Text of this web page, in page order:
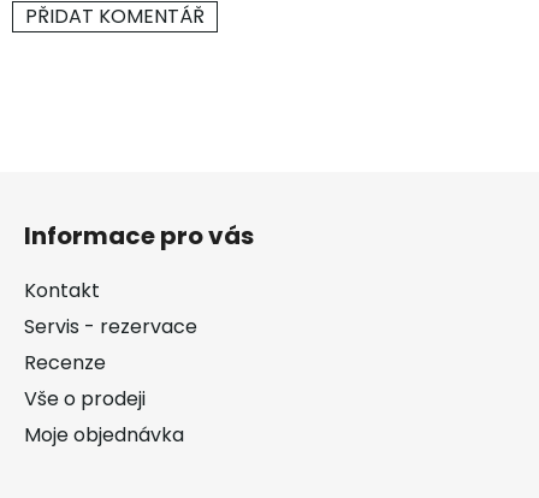
PŘIDAT KOMENTÁŘ
Informace pro vás
Kontakt
Servis - rezervace
Recenze
Vše o prodeji
Moje objednávka